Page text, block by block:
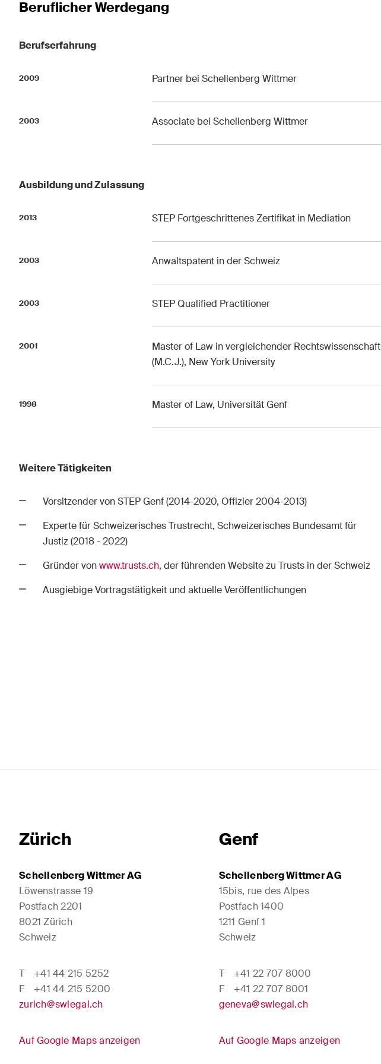
Beruflicher Werdegang
Berufserfahrung
2009 Partner bei Schellenberg Wittmer
2003 Associate bei Schellenberg Wittmer
Ausbildung und Zulassung
2013 STEP Fortgeschrittenes Zertifikat in Mediation
2003 Anwaltspatent in der Schweiz
2003 STEP Qualified Practitioner
2001
Master of Law in vergleichender Rechtswissenschaft
(M.C.J.), New York University
1998 Master of Law, Universität Genf
Weitere Tätigkeiten
Vorsitzender von STEP Genf (2014-2020, Offizier 2004-2013)
Experte für Schweizerisches Trustrecht, Schweizerisches Bundesamt für
Justiz(2018 - 2022)
Gründer vonwww.trusts.ch, der führenden Website zu Trusts in der Schweiz
Ausgiebige Vortragstätigkeit und aktuelle Veröffentlichungen
Zürich
Schellenberg Wittmer AG
Löwenstrasse 19
Postfach 2201
8021 Zürich
Schweiz
T
+41 44 215 5252
F
+41 44 215 5200
zurich@swlegal.ch
Auf Google Maps anzeigen
Genf
Schellenberg Wittmer AG
15bis, rue des Alpes
Postfach 1400
1211 Genf 1
Schweiz
T
+41 22 707 8000
F
+41 22 707 8001
geneva@swlegal.ch
Auf Google Maps anzeigen
Abonnieren